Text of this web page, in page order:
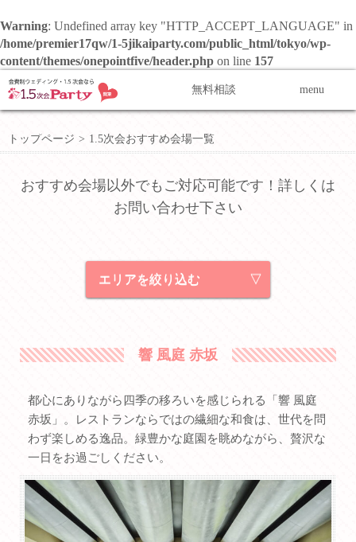
Warning: Undefined array key "HTTP_ACCEPT_LANGUAGE" in
/home/premier17qw/1-5jikaiparty.com/public_html/tokyo/wp-
content/themes/onepointfive/header.php on line 157
menu
無料相談
トップページ > 1.5次会おすすめ会場一覧
おすすめ会場以外でもご対応可能です！詳しくは
お問い合わせ下さい
エリアを絞り込む
響 風庭 赤坂
都心にありながら四季の移ろいを感じられる「響 風庭
赤坂」。レストランならではの繊細な和食は、世代を問
わず楽しめる逸品。緑豊かな庭園を眺めながら、贅沢な
一日をお過ごしください。